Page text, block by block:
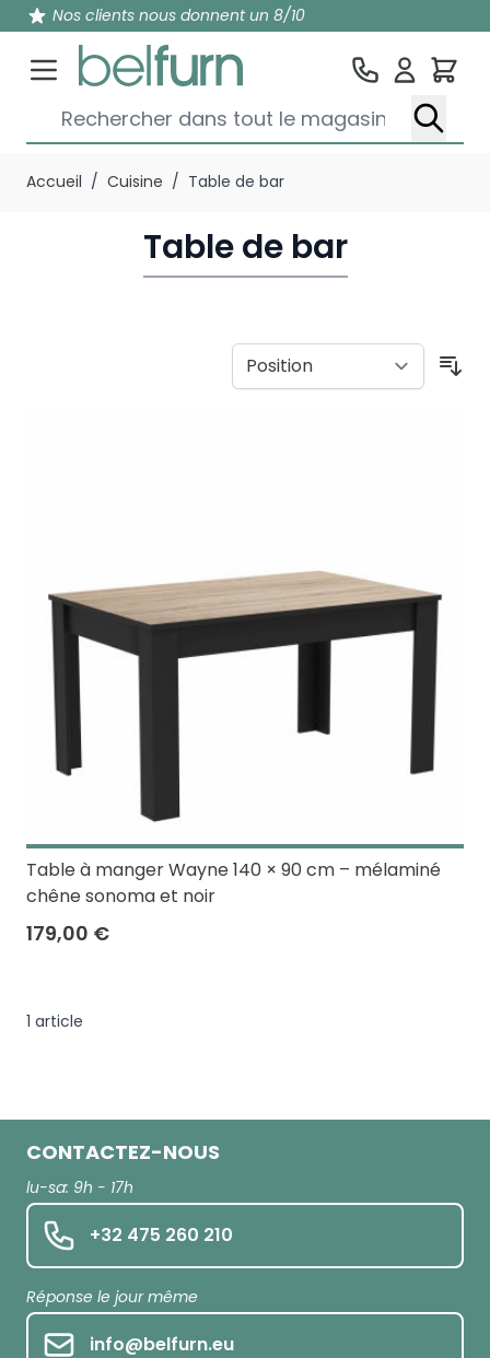
Nos clients nous donnent un 8/10
Rechercher dans tout le magasin...
Accueil / Cuisine / Table de bar
Table de bar
Table à manger Wayne 140 × 90 cm – mélaminé
chêne sonoma et noir
179,00 €
1 article
CONTACTEZ-NOUS
lu-sa: 9h - 17h
+32 475 260 210
Réponse le jour même
info@belfurn.eu